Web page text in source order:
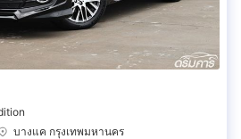
บางแค กรุงเทพมหานคร